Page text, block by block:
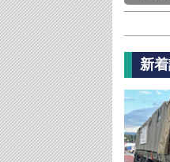
新